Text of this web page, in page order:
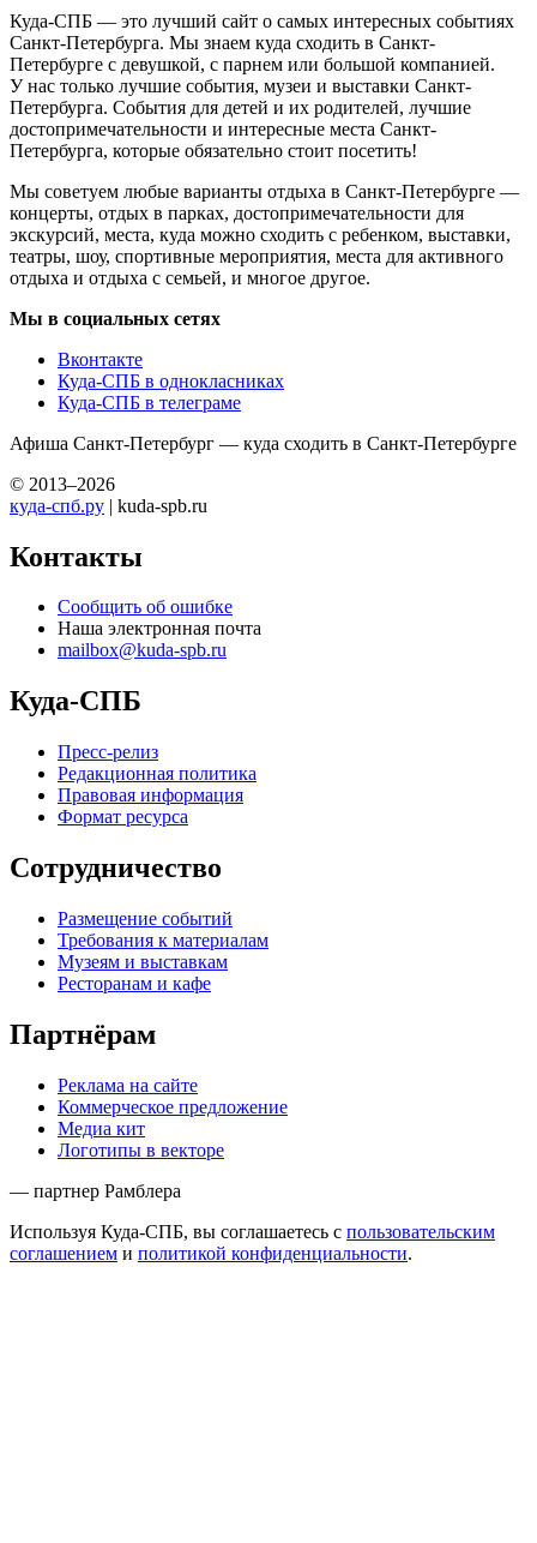
Куда-СПБ — это лучший сайт о самых интересных событиях
Санкт-Петербурга. Мы знаем куда сходить в Санкт-
Петербурге с девушкой, с парнем или большой компанией.
У нас только лучшие события, музеи и выставки Санкт-
Петербурга. События для детей и их родителей, лучшие
достопримечательности и интересные места Санкт-
Петербурга, которые обязательно стоит посетить!
Мы советуем любые варианты отдыха в Санкт-Петербурге —
концерты, отдых в парках, достопримечательности для
экскурсий, места, куда можно сходить с ребенком, выставки,
театры, шоу, спортивные мероприятия, места для активного
отдыха и отдыха с семьей, и многое другое.
Мы в социальных сетях
Вконтакте
Куда-СПБ в однокласниках
Куда-СПБ в телеграме
Афиша Санкт-Петербург — куда сходить в Санкт-Петербурге
© 2013–2026
куда-спб.ру | kuda-spb.ru
Контакты
Сообщить об ошибке
Наша электронная почта
mailbox@kuda-spb.ru
Куда-СПБ
Пресс-релиз
Редакционная политика
Правовая информация
Формат ресурса
Сотрудничество
Размещение событий
Требования к материалам
Музеям и выставкам
Ресторанам и кафе
Партнёрам
Реклама на сайте
Коммерческое предложение
Медиа кит
Логотипы в векторе
— партнер Рамблера
Используя Куда-СПБ, вы соглашаетесь с пользовательским
соглашением и политикой конфиденциальности.